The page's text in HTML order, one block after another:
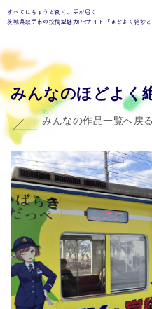
すべてにちょうど良く、手が届く
茨城県取手市の投稿型魅力PRサイト「ほどよく絶妙と
みんなのほどよく
みんなの作品一覧へ戻る